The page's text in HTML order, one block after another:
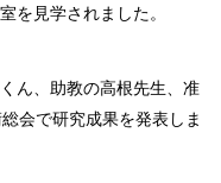
を見学されました。
ん、助教の高根先生、准
会で研究成果を発表しま